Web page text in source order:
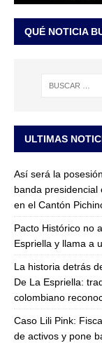
QUÉ NOTICIA
ULTIMAS
Así será la
banda presidencial
en el Cantón
Pacto Histórico no
Espriella y llama a
La historia detrás
De La Espriella:
colombiano
Caso Lili Pink:
de activos y pone